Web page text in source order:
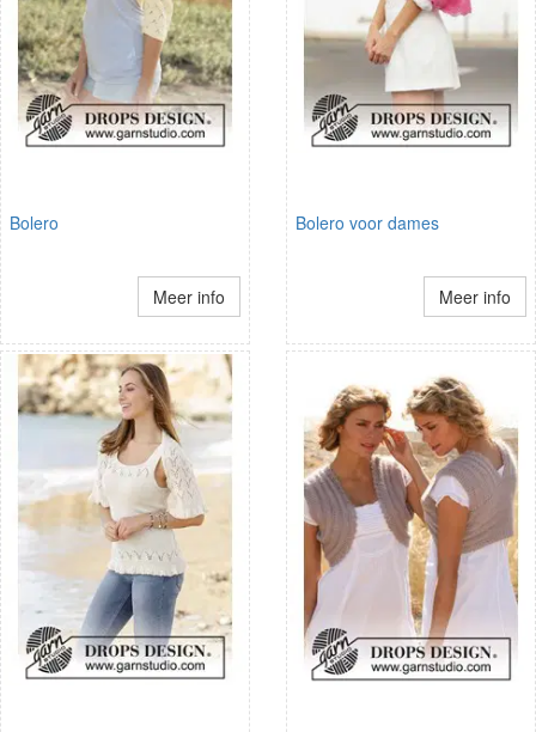
Bolero
Meer info
Bolero voor dames
Meer info